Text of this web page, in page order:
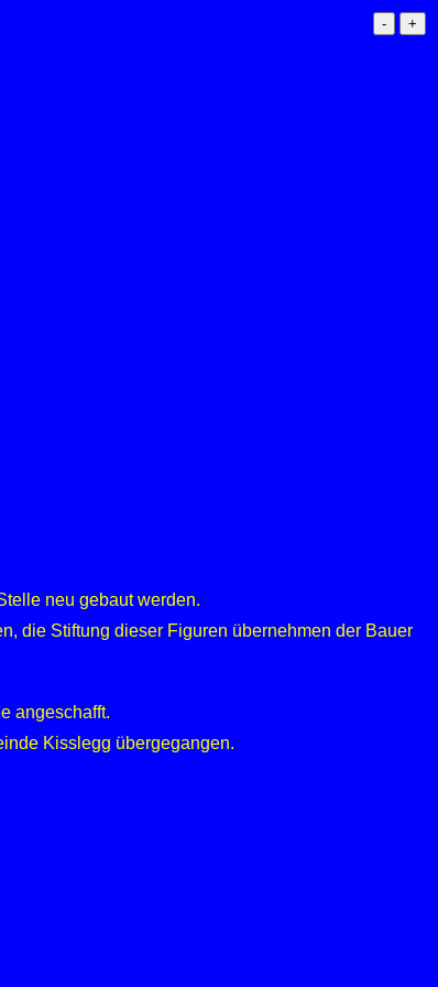
neu gebaut werden.
die Stiftung dieser Figuren übernehmen der Bauer
angeschafft.
Kisslegg übergegangen.